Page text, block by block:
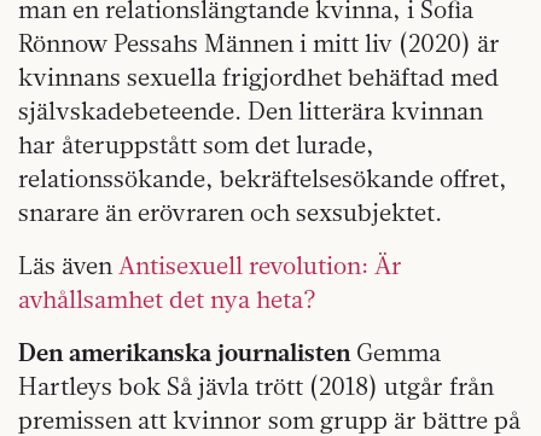
man en relationslängtande kvinna, i Sofia
Rönnow Pessahs Männen i mitt liv (2020) är
kvinnans sexuella frigjordhet behäftad med
självskadebeteende. Den litterära kvinnan
har återuppstått som det lurade,
relationssökande, bekräftelsesökande offret,
snarare än erövraren och sexsubjektet.
Läs även Antisexuell revolution: Är
avhållsamhet det nya heta?
Den amerikanska journalisten Gemma
Hartleys bok Så jävla trött (2018) utgår från
premissen att kvinnor som grupp är bättre på